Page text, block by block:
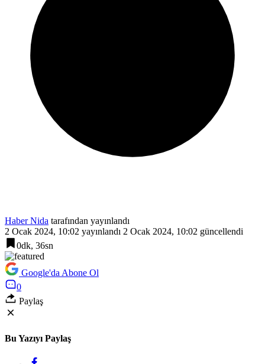
Haber Nida tarafından yayınlandı
2 Ocak 2024, 10:02 yayınlandı 2 Ocak 2024, 10:02 güncellendi
0dk, 36sn
Google'da Abone Ol
0
Paylaş
Bu Yazıyı Paylaş